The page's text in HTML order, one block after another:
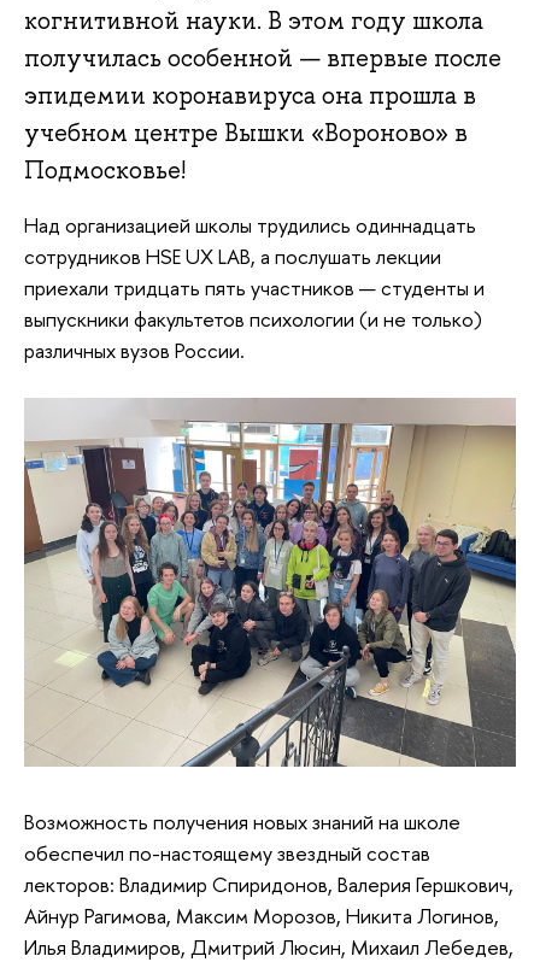
когнитивной науки. В этом году школа
получилась особенной — впервые после
эпидемии коронавируса она прошла в
учебном центре Вышки «Вороново» в
Подмосковье!
Над организацией школы трудились одиннадцать
сотрудников HSE UX LAB, а послушать лекции
приехали тридцать пять участников — студенты и
выпускники факультетов психологии (и не только)
различных вузов России.
Возможность получения новых знаний на школе
обеспечил по-настоящему звездный состав
лекторов: Владимир Спиридонов, Валерия Гершкович,
Айнур Рагимова, Максим Морозов, Никита Логинов,
Илья Владимиров, Дмитрий Люсин, Михаил Лебедев,